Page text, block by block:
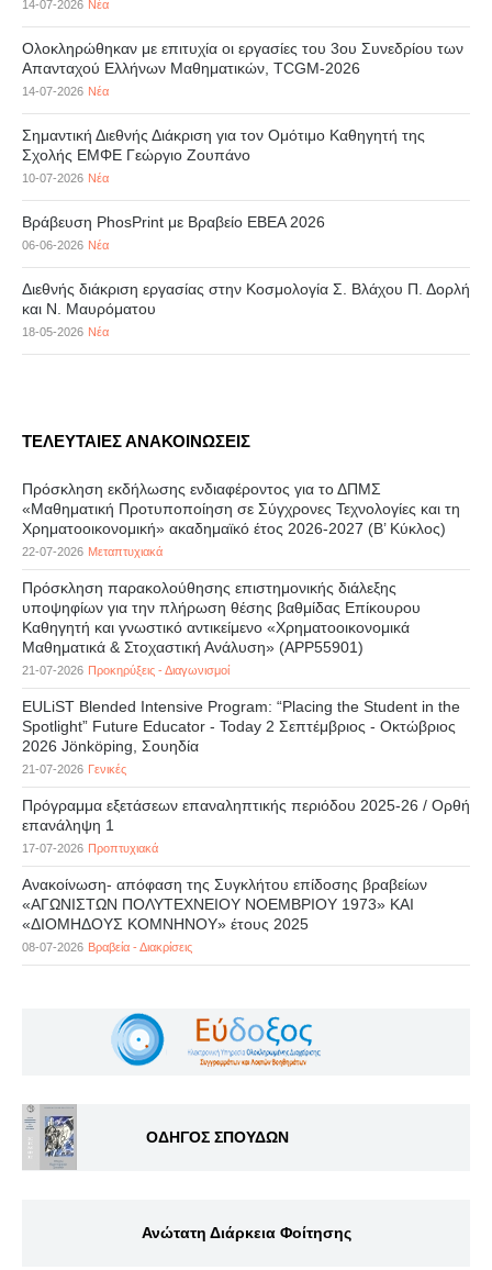
14-07-2026 Νέα
Ολοκληρώθηκαν με επιτυχία οι εργασίες του 3ου Συνεδρίου των
Απανταχού Ελλήνων Μαθηματικών, TCGM-2026
14-07-2026 Νέα
Σημαντική Διεθνής Διάκριση για τον Ομότιμο Καθηγητή της
Σχολής ΕΜΦΕ Γεώργιο Ζουπάνο
10-07-2026 Νέα
Βράβευση PhosPrint με Βραβείο ΕΒΕΑ 2026
06-06-2026 Νέα
Διεθνής διάκριση εργασίας στην Κοσμολογία Σ. Βλάχου Π. Δορλή
και Ν. Μαυρόματου
18-05-2026 Νέα
ΤΕΛΕΥΤΑΙΕΣ ΑΝΑΚΟΙΝΩΣΕΙΣ
Πρόσκληση εκδήλωσης ενδιαφέροντος για το ΔΠΜΣ
«Μαθηματική Προτυποποίηση σε Σύγχρονες Τεχνολογίες και τη
Χρηματοοικονομική» ακαδημαϊκό έτος 2026-2027 (B’ Kύκλος)
22-07-2026 Μεταπτυχιακά
Πρόσκληση παρακολούθησης επιστημονικής διάλεξης
υποψηφίων για την πλήρωση θέσης βαθμίδας Επίκουρου
Καθηγητή και γνωστικό αντικείμενο «Χρηματοοικονομικά
Μαθηματικά & Στοχαστική Ανάλυση» (APP55901)
21-07-2026 Προκηρύξεις - Διαγωνισμοί
EULiST Blended Intensive Program: “Placing the Student in the
Spotlight” Future Educator - Today 2 Σεπτέμβριος - Οκτώβριος
2026 Jönköping, Σουηδία
21-07-2026 Γενικές
Πρόγραμμα εξετάσεων επαναληπτικής περιόδου 2025-26 / Ορθή
επανάληψη 1
17-07-2026 Προπτυχιακά
Ανακοίνωση- απόφαση της Συγκλήτου επίδοσης βραβείων
«ΑΓΩΝΙΣΤΩΝ ΠΟΛΥΤΕΧΝΕΙΟΥ ΝΟΕΜΒΡΙΟΥ 1973» ΚΑΙ
«ΔΙΟΜΗΔΟΥΣ ΚΟΜΝΗΝΟΥ» έτους 2025
08-07-2026 Βραβεία - Διακρίσεις
ΟΔΗΓΟΣ ΣΠΟΥΔΩΝ
Ανώτατη Διάρκεια Φοίτησης